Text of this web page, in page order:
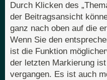
Durch Klicken des
der Beitragsansicht
ganz nach oben auf die
Wenn Sie den
ist die Funktion
der letzten Markierung
vergangen. Es ist auch